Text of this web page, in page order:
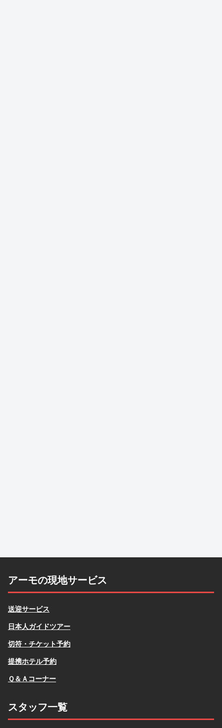
アーモの現地サービス
送迎サービス
日本人ガイドツアー
切符・チケット予約
提携ホテル予約
Ｑ＆Ａコーナー
スタッフ一覧